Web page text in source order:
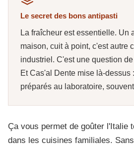
Le secret des bons antipasti
La fraîcheur est essentielle. Un
maison, cuit à point, c'est autre
industriel. C'est une question
Et Cas'al Dente mise là-dessus
préparés au laboratoire,
Ça vous permet de goûter l'Italie
dans les cuisines familiales.